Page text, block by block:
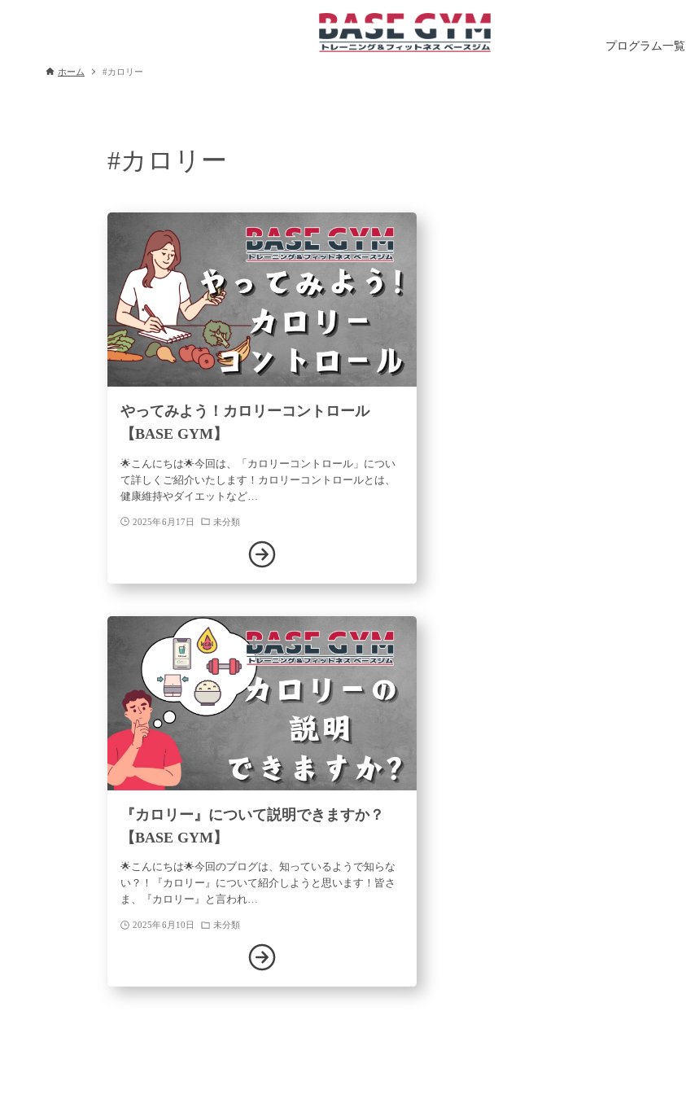
プログラム一覧
ホーム #カロリー
#カロリー
やってみよう！カロリーコントロール
【BASE GYM】
🌟こんにちは🌟今回は、「カロリーコントロール」につい
て詳しくご紹介いたします！カロリーコントロールとは、
健康維持やダイエットなど…
2025年6月17日 未分類
『カロリー』について説明できますか？
【BASE GYM】
🌟こんにちは🌟今回のブログは、知っているようで知らな
い？！『カロリー』について紹介しようと思います！皆さ
ま、『カロリー』と言われ…
2025年6月10日 未分類